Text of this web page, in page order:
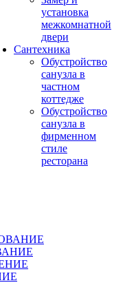
установка
межкомнатной
двери
Сантехника
Обустройство
санузла в
частном
коттедже
Обустройство
санузла в
фирменном
стиле
ресторана